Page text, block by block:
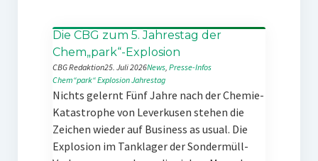
Die CBG zum 5. Jahrestag der
Chem„park“-Explosion
CBG Redaktion25. Juli 2026News, Presse-Infos
Chem“park“ExplosionJahrestag
Nichts gelernt Fünf Jahre nach der Chemie-
Katastrophe von Leverkusen stehen die
Zeichen wieder auf Business as usual. Die
Explosion im Tanklager der Sondermüll-